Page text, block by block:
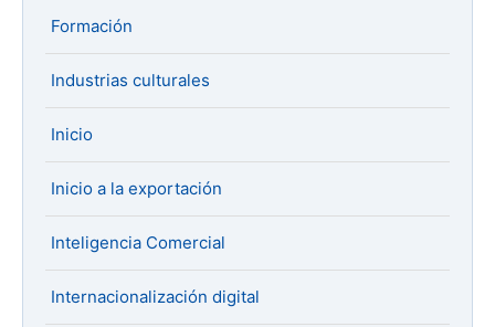
Formación
Industrias culturales
Inicio
Inicio a la exportación
Inteligencia Comercial
Internacionalización digital